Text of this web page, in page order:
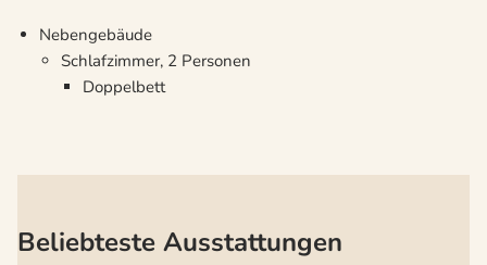
Nebengebäude
Schlafzimmer, 2 Personen
Doppelbett
Beliebteste Ausstattungen